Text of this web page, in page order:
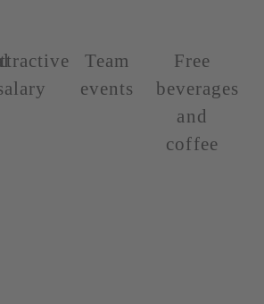
Team
events
Free
beverages
and
coffee